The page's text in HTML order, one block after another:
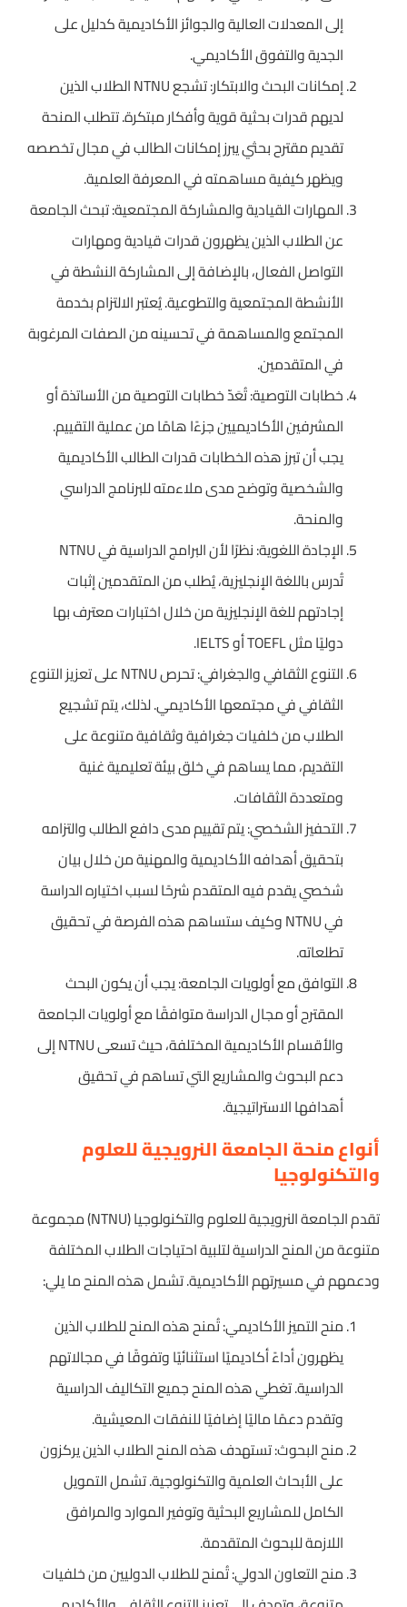
إلى المعدلات العالية والجوائز الأكاديمية كدليل على
الجدية والتفوق الأكاديمي.
إمكانات البحث والابتكار: تشجع NTNU الطلاب الذين
لديهم قدرات بحثية قوية وأفكار مبتكرة. تتطلب المنحة
تقديم مقترح بحثي يبرز إمكانات الطالب في مجال تخصصه
ويظهر كيفية مساهمته في المعرفة العلمية.
المهارات القيادية والمشاركة المجتمعية: تبحث الجامعة
عن الطلاب الذين يظهرون قدرات قيادية ومهارات
التواصل الفعال، بالإضافة إلى المشاركة النشطة في
الأنشطة المجتمعية والتطوعية. يُعتبر الالتزام بخدمة
المجتمع والمساهمة في تحسينه من الصفات المرغوبة
في المتقدمين.
خطابات التوصية: تُعَدّ خطابات التوصية من الأساتذة أو
المشرفين الأكاديميين جزءًا هامًا من عملية التقييم.
يجب أن تبرز هذه الخطابات قدرات الطالب الأكاديمية
والشخصية وتوضح مدى ملاءمته للبرنامج الدراسي
والمنحة.
الإجادة اللغوية: نظرًا لأن البرامج الدراسية في NTNU
تُدرس باللغة الإنجليزية، يُطلب من المتقدمين إثبات
إجادتهم للغة الإنجليزية من خلال اختبارات معترف بها
دوليًا مثل TOEFL أو IELTS.
التنوع الثقافي والجغرافي: تحرص NTNU على تعزيز التنوع
الثقافي في مجتمعها الأكاديمي. لذلك، يتم تشجيع
الطلاب من خلفيات جغرافية وثقافية متنوعة على
التقديم، مما يساهم في خلق بيئة تعليمية غنية
ومتعددة الثقافات.
التحفيز الشخصي: يتم تقييم مدى دافع الطالب والتزامه
بتحقيق أهدافه الأكاديمية والمهنية من خلال بيان
شخصي يقدم فيه المتقدم شرحًا لسبب اختياره الدراسة
في NTNU وكيف ستساهم هذه الفرصة في تحقيق
تطلعاته.
التوافق مع أولويات الجامعة: يجب أن يكون البحث
المقترح أو مجال الدراسة متوافقًا مع أولويات الجامعة
والأقسام الأكاديمية المختلفة، حيث تسعى NTNU إلى
دعم البحوث والمشاريع التي تساهم في تحقيق
أهدافها الاستراتيجية.
أنواع منحة الجامعة النرويجية للعلوم
والتكنولوجيا
تقدم الجامعة النرويجية للعلوم والتكنولوجيا (NTNU) مجموعة
متنوعة من المنح الدراسية لتلبية احتياجات الطلاب المختلفة
ودعمهم في مسيرتهم الأكاديمية. تشمل هذه المنح ما يلي:
منح التميز الأكاديمي: تُمنح هذه المنح للطلاب الذين
يظهرون أداءً أكاديميًا استثنائيًا وتفوقًا في مجالاتهم
الدراسية. تغطي هذه المنح جميع التكاليف الدراسية
وتقدم دعمًا ماليًا إضافيًا للنفقات المعيشية.
منح البحوث: تستهدف هذه المنح الطلاب الذين يركزون
على الأبحاث العلمية والتكنولوجية. تشمل التمويل
الكامل للمشاريع البحثية وتوفير الموارد والمرافق
اللازمة للبحوث المتقدمة.
منح التعاون الدولي: تُمنح للطلاب الدوليين من خلفيات